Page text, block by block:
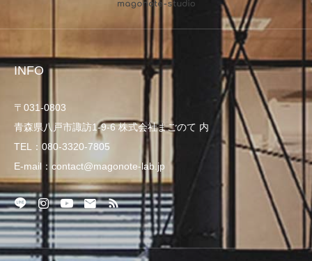
INFO
〒031-0803
青森県八戸市諏訪1-9-6 株式会社まごのて 内
TEL：080-3320-7805
E-mail：contact@magonote-lab.jp